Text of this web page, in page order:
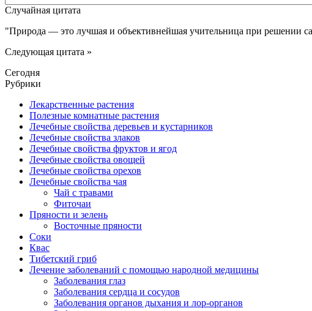
Случайная цитата
Природа — это лучшая и объективнейшая учительница при решении
Следующая цитата »
Сегодня
Рубрики
Лекарственные растения
Полезные комнатные растения
Лечебные свойства деревьев и кустарников
Лечебные свойства злаков
Лечебные свойства фруктов и ягод
Лечебные свойства овощей
Лечебные свойства орехов
Лечебные свойства чая
Чай с травами
Фиточаи
Пряности и зелень
Восточные пряности
Соки
Квас
Тибетский гриб
Лечение заболеваний с помощью народной медицины
Заболевания глаз
Заболевания сердца и сосудов
Заболевания органов дыхания и лор-органов